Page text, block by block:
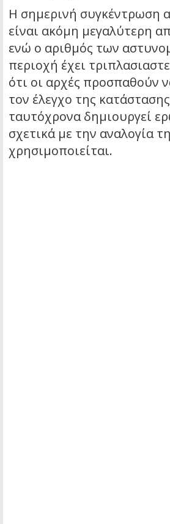
Η σημερινή συγκέντρωση
είναι ακόμη μεγαλύτερη
ενώ ο αριθμός των
περιοχή έχει
ότι οι αρχές προσπαθούν
τον έλεγχο της
ταυτόχρονα δημιουργεί
σχετικά με την αναλογία
χρησιμοποιείται.